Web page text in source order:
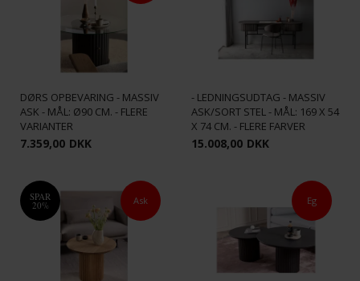
DØRS OPBEVARING - MASSIV
ASK - MÅL: Ø90 CM. - FLERE
VARIANTER
7.359,00 DKK
- LEDNINGSUDTAG - MASSIV
ASK/SORT STEL - MÅL: 169 X 54
X 74 CM. - FLERE FARVER
15.008,00 DKK
SPAR
20% Ask Eg